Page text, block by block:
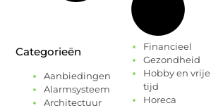
Categorieën
Aanbiedingen
Alarmsysteem
Architectuur
Financieel
Gezondheid
Hobby en vrije
tijd
Horeca